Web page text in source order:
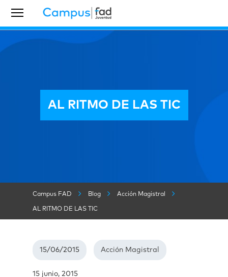
AL RITMO DE LAS TIC
Campus FAD Blog Acción Magistral
AL RITMO DE LAS TIC
15/06/2015 Acción Magistral
15 junio, 2015